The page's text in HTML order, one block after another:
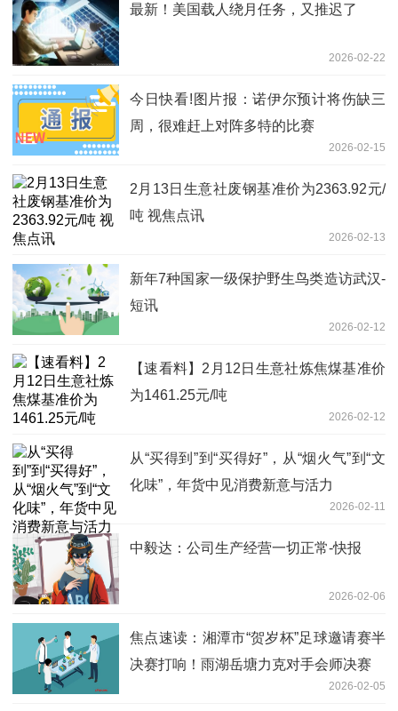
最新！美国载人绕月任务，又推迟了
2026-02-22
今日快看!图片报：诺伊尔预计将伤缺三
周，很难赶上对阵多特的比赛
2026-02-15
2月13日生意社废钢基准价为2363.92元/
吨 视焦点讯
2026-02-13
新年7种国家一级保护野生鸟类造访武汉-
短讯
2026-02-12
【速看料】2月12日生意社炼焦煤基准价
为1461.25元/吨
2026-02-12
从“买得到”到“买得好”，从“烟火气”到“文
化味”，年货中见消费新意与活力
2026-02-11
中毅达：公司生产经营一切正常-快报
2026-02-06
焦点速读：湘潭市“贺岁杯”足球邀请赛半
决赛打响！雨湖岳塘力克对手会师决赛
2026-02-05